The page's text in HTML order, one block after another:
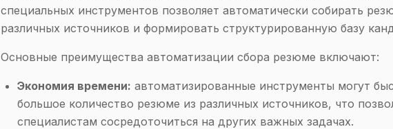
специальных инструментов позволяет автоматически собирать
различных источников и формировать структурированную базу
Основные преимущества автоматизации сбора резюме включают:
Экономия времени: автоматизированные инструменты могут
большое количество резюме из различных источников, что
специалистам сосредоточиться на других важных задачах.